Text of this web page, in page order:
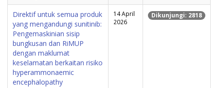
Direktif untuk semua produk
yang mengandungi sunitinib:
Pengemaskinian sisip
bungkusan dan RiMUP
dengan maklumat
keselamatan berkaitan risiko
hyperammonaemic
encephalopathy
14 April
2026
Dikunjungi: 2818